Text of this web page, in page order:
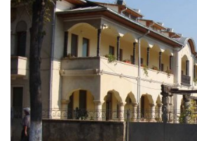
Techirghiol